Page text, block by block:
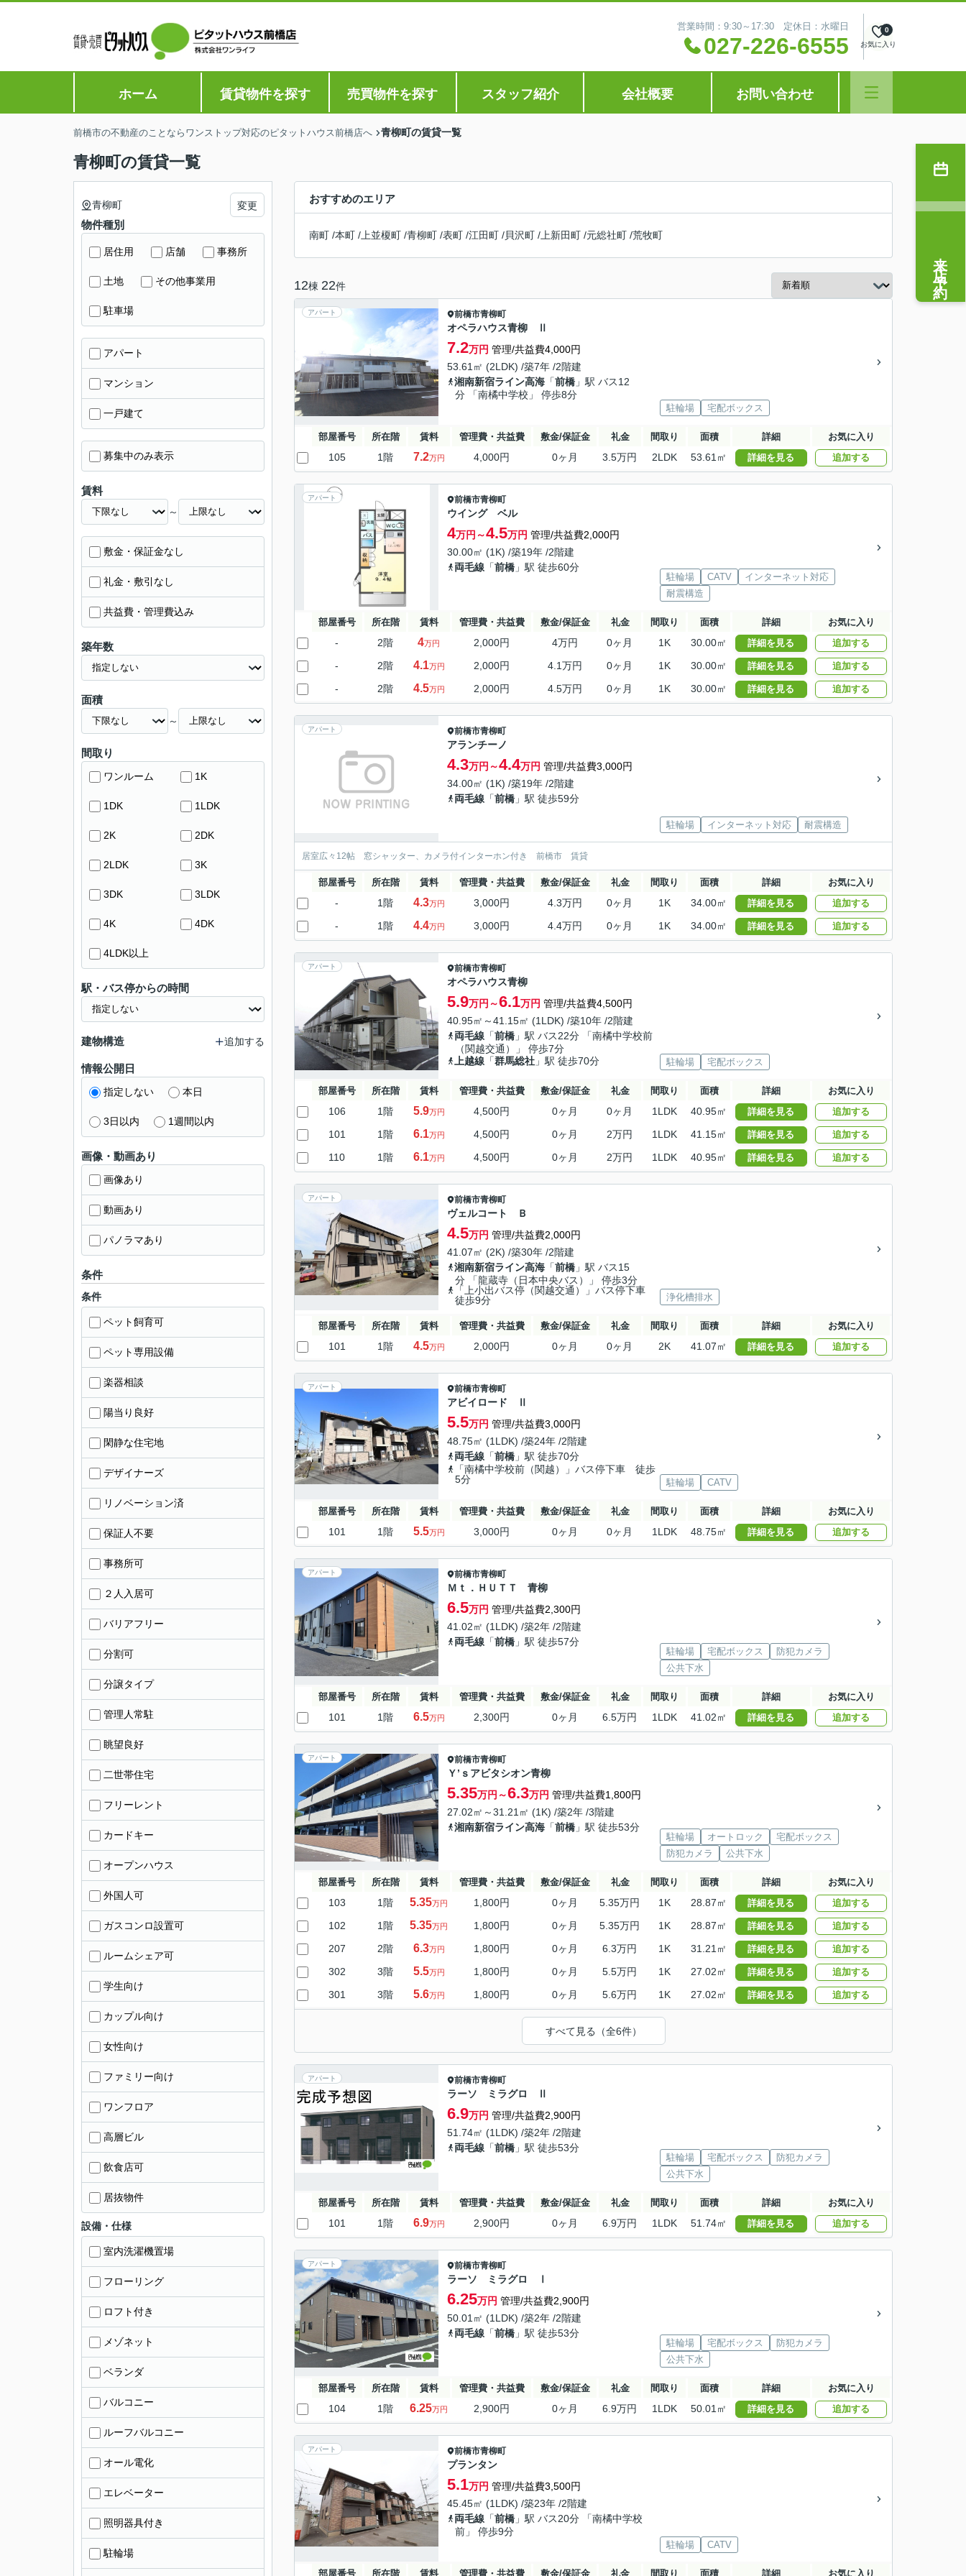
営業時間：9:30～17:30 定休日：水曜日
027-226-6555 お気に入り
0
ホーム 賃貸物件を探す 売買物件を探す スタッフ紹介 会社概要 お問い合わせ
前橋市の不動産のことならワンストップ対応のピタットハウス前橋店へ 青柳町の賃貸一覧
青柳町の賃貸一覧
おすすめのエリア
南町 /本町 / 上並榎町 /青柳町 /表町 /江田町 /貝沢町 / 上新田町 /元総社町 /荒牧町
12棟 22件
アパート 前橋市青柳町
オペラハウス青柳 Ⅱ
7.2万円 管理/共益費4,000円
53.61㎡ (2LDK) /築7年 /2階建
湘南新宿ライン高海 「前橋 」駅 バス12
分 「南橘中学校」 停歩8分
駐輪場 宅配ボックス
部屋番号 所在階 賃料 管理費・共益費 敷金/保証金 礼金 間取り 面積 詳細 お気に入り
105 1階 7.2万円 4,000円 0ヶ月 3.5万円 2LDK 53.61㎡ 詳細を見る 追加する
アパート 前橋市青柳町
ウイング ベル
4万円～4.5万円 管理/共益費2,000円
30.00㎡ (1K) /築19年 /2階建
両毛線 「前橋 」駅 徒歩60分
駐輪場 CATV
インターネット対応
耐震構造
部屋番号 所在階 賃料 管理費・共益費 敷金/保証金 礼金 間取り 面積 詳細 お気に入り
- 2階 4万円 2,000円 4万円 0ヶ月 1K 30.00㎡ 詳細を見る 追加する
- 2階 4.1万円 2,000円 4.1万円 0ヶ月 1K 30.00㎡ 詳細を見る 追加する
- 2階 4.5万円 2,000円 4.5万円 0ヶ月 1K 30.00㎡ 詳細を見る 追加する
アパート 前橋市青柳町
アランチーノ
4.3万円～4.4万円 管理/共益費3,000円
34.00㎡ (1K) /築19年 /2階建
両毛線 「前橋 」駅 徒歩59分
駐輪場 インターネット対応 耐震構造
居室広々12帖 窓シャッター、カメラ付インターホン付き 前橋市 賃貸
部屋番号 所在階 賃料 管理費・共益費 敷金/保証金 礼金 間取り 面積 詳細 お気に入り
- 1階 4.3万円 3,000円 4.3万円 0ヶ月 1K 34.00㎡ 詳細を見る 追加する
- 1階 4.4万円 3,000円 4.4万円 0ヶ月 1K 34.00㎡ 詳細を見る 追加する
アパート 前橋市青柳町
オペラハウス青柳
5.9万円～6.1万円 管理/共益費4,500円
40.95㎡～41.15㎡ (1LDK) /築10年 /2階建
両毛線 「前橋 」駅 バス22分 「南橘中学校前
（関越交通）」 停歩7分
上越線 「群馬総社 」駅 徒歩70分 駐輪場 宅配ボックス
部屋番号 所在階 賃料 管理費・共益費 敷金/保証金 礼金 間取り 面積 詳細 お気に入り
106 1階 5.9万円 4,500円 0ヶ月 0ヶ月 1LDK 40.95㎡ 詳細を見る 追加する
101 1階 6.1万円 4,500円 0ヶ月 2万円 1LDK 41.15㎡ 詳細を見る 追加する
110 1階 6.1万円 4,500円 0ヶ月 2万円 1LDK 40.95㎡ 詳細を見る 追加する
アパート 前橋市青柳町
ヴェルコート Ｂ
4.5万円 管理/共益費2,000円
41.07㎡ (2K) /築30年 /2階建
湘南新宿ライン高海 「前橋 」駅 バス15
分 「龍蔵寺（日本中央バス）」 停歩3分
「上小出バス停（関越交通）」バス停下車
徒歩9分
浄化槽排水
部屋番号 所在階 賃料 管理費・共益費 敷金/保証金 礼金 間取り 面積 詳細 お気に入り
101 1階 4.5万円 2,000円 0ヶ月 0ヶ月 2K 41.07㎡ 詳細を見る 追加する
アパート 前橋市青柳町
アビイロード Ⅱ
5.5万円 管理/共益費3,000円
48.75㎡ (1LDK) /築24年 /2階建
両毛線 「前橋 」駅 徒歩70分
「南橘中学校前（関越）」バス停下車 徒歩
5分
駐輪場 CATV
部屋番号 所在階 賃料 管理費・共益費 敷金/保証金 礼金 間取り 面積 詳細 お気に入り
101 1階 5.5万円 3,000円 0ヶ月 0ヶ月 1LDK 48.75㎡ 詳細を見る 追加する
アパート 前橋市青柳町
Ｍｔ．ＨＵＴＴ 青柳
6.5万円 管理/共益費2,300円
41.02㎡ (1LDK) /築2年 /2階建
両毛線 「前橋 」駅 徒歩57分
駐輪場 宅配ボックス
防犯カメラ
公共下水
部屋番号 所在階 賃料 管理費・共益費 敷金/保証金 礼金 間取り 面積 詳細 お気に入り
101 1階 6.5万円 2,300円 0ヶ月 6.5万円 1LDK 41.02㎡ 詳細を見る 追加する
アパート 前橋市青柳町
Ｙ’ｓアビタシオン青柳
5.35万円～6.3万円 管理/共益費1,800円
27.02㎡～31.21㎡ (1K) /築2年 /3階建
湘南新宿ライン高海 「前橋 」駅 徒歩53分
駐輪場 オートロック
宅配ボックス
防犯カメラ
公共下水
部屋番号 所在階 賃料 管理費・共益費 敷金/保証金 礼金 間取り 面積 詳細 お気に入り
103 1階 5.35万円 1,800円 0ヶ月 5.35万円 1K 28.87㎡ 詳細を見る 追加する
102 1階 5.35万円 1,800円 0ヶ月 5.35万円 1K 28.87㎡ 詳細を見る 追加する
207 2階 6.3万円 1,800円 0ヶ月 6.3万円 1K 31.21㎡ 詳細を見る 追加する
302 3階 5.5万円 1,800円 0ヶ月 5.5万円 1K 27.02㎡ 詳細を見る 追加する
301 3階 5.6万円 1,800円 0ヶ月 5.6万円 1K 27.02㎡ 詳細を見る 追加する
すべて見る（全6件）
アパート 前橋市青柳町
ラーソ ミラグロ Ⅱ
6.9万円 管理/共益費2,900円
51.74㎡ (1LDK) /築2年 /2階建
両毛線 「前橋 」駅 徒歩53分
駐輪場 宅配ボックス
防犯カメラ
公共下水
部屋番号 所在階 賃料 管理費・共益費 敷金/保証金 礼金 間取り 面積 詳細 お気に入り
101 1階 6.9万円 2,900円 0ヶ月 6.9万円 1LDK 51.74㎡ 詳細を見る 追加する
アパート 前橋市青柳町
ラーソ ミラグロ Ⅰ
6.25万円 管理/共益費2,900円
50.01㎡ (1LDK) /築2年 /2階建
両毛線 「前橋 」駅 徒歩53分
駐輪場 宅配ボックス
防犯カメラ
公共下水
部屋番号 所在階 賃料 管理費・共益費 敷金/保証金 礼金 間取り 面積 詳細 お気に入り
104 1階 6.25万円 2,900円 0ヶ月 6.9万円 1LDK 50.01㎡ 詳細を見る 追加する
アパート 前橋市青柳町
プランタン
5.1万円 管理/共益費3,500円
45.45㎡ (1LDK) /築23年 /2階建
両毛線 「前橋 」駅 バス20分 「南橘中学校
前」 停歩9分
駐輪場 CATV
部屋番号 所在階 賃料 管理費・共益費 敷金/保証金 礼金 間取り 面積 詳細 お気に入り
青柳町 変更
物件種別
居住用 店舗 事務所
土地 その他事業用
駐車場
アパート
マンション
一戸建て
募集中のみ表示
賃料
～
敷金・保証金なし
礼金・敷引なし
共益費・管理費込み
築年数
面積
～
間取り
ワンルーム 1K
1DK 1LDK
2K 2DK
2LDK 3K
3DK 3LDK
4K 4DK
4LDK以上
駅・バス停からの時間
建物構造 追加する
情報公開日
指定しない 本日
3日以内 1週間以内
画像・動画あり
画像あり
動画あり
パノラマあり
条件
条件
ペット飼育可
ペット専用設備
楽器相談
陽当り良好
閑静な住宅地
デザイナーズ
リノベーション済
保証人不要
事務所可
２人入居可
バリアフリー
分割可
分譲タイプ
管理人常駐
眺望良好
二世帯住宅
フリーレント
カードキー
オープンハウス
外国人可
ガスコンロ設置可
ルームシェア可
学生向け
カップル向け
女性向け
ファミリー向け
ワンフロア
高層ビル
飲食店可
居抜物件
設備・仕様
室内洗濯機置場
フローリング
ロフト付き
メゾネット
ベランダ
バルコニー
ルーフバルコニー
オール電化
エレベーター
照明器具付き
駐輪場
来店予約